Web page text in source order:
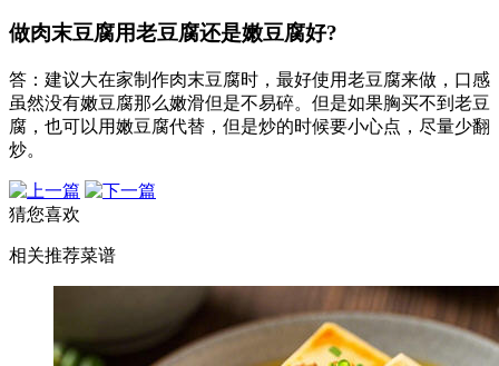
做肉末豆腐用老豆腐还是嫩豆腐好?
答：建议大在家制作肉末豆腐时，最好使用老豆腐来做，口感
虽然没有嫩豆腐那么嫩滑但是不易碎。但是如果胸买不到老豆
腐，也可以用嫩豆腐代替，但是炒的时候要小心点，尽量少翻
炒。
猜您喜欢
相关推荐菜谱